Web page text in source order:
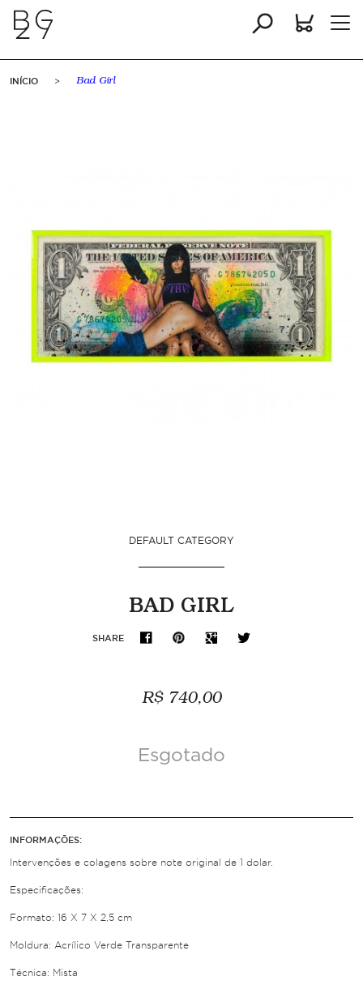
INÍCIO > Bad Girl
DEFAULT CATEGORY
BAD GIRL
SHARE
R$ 740,00
Esgotado
INFORMAÇÕES:
Intervenções e colagens sobre note original de 1 dolar.
Especificações:
Formato: 16 X 7 X 2,5 cm
Moldura: Acrílico Verde Transparente
Técnica: Mista